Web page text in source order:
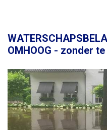
OMHOOG - zonder